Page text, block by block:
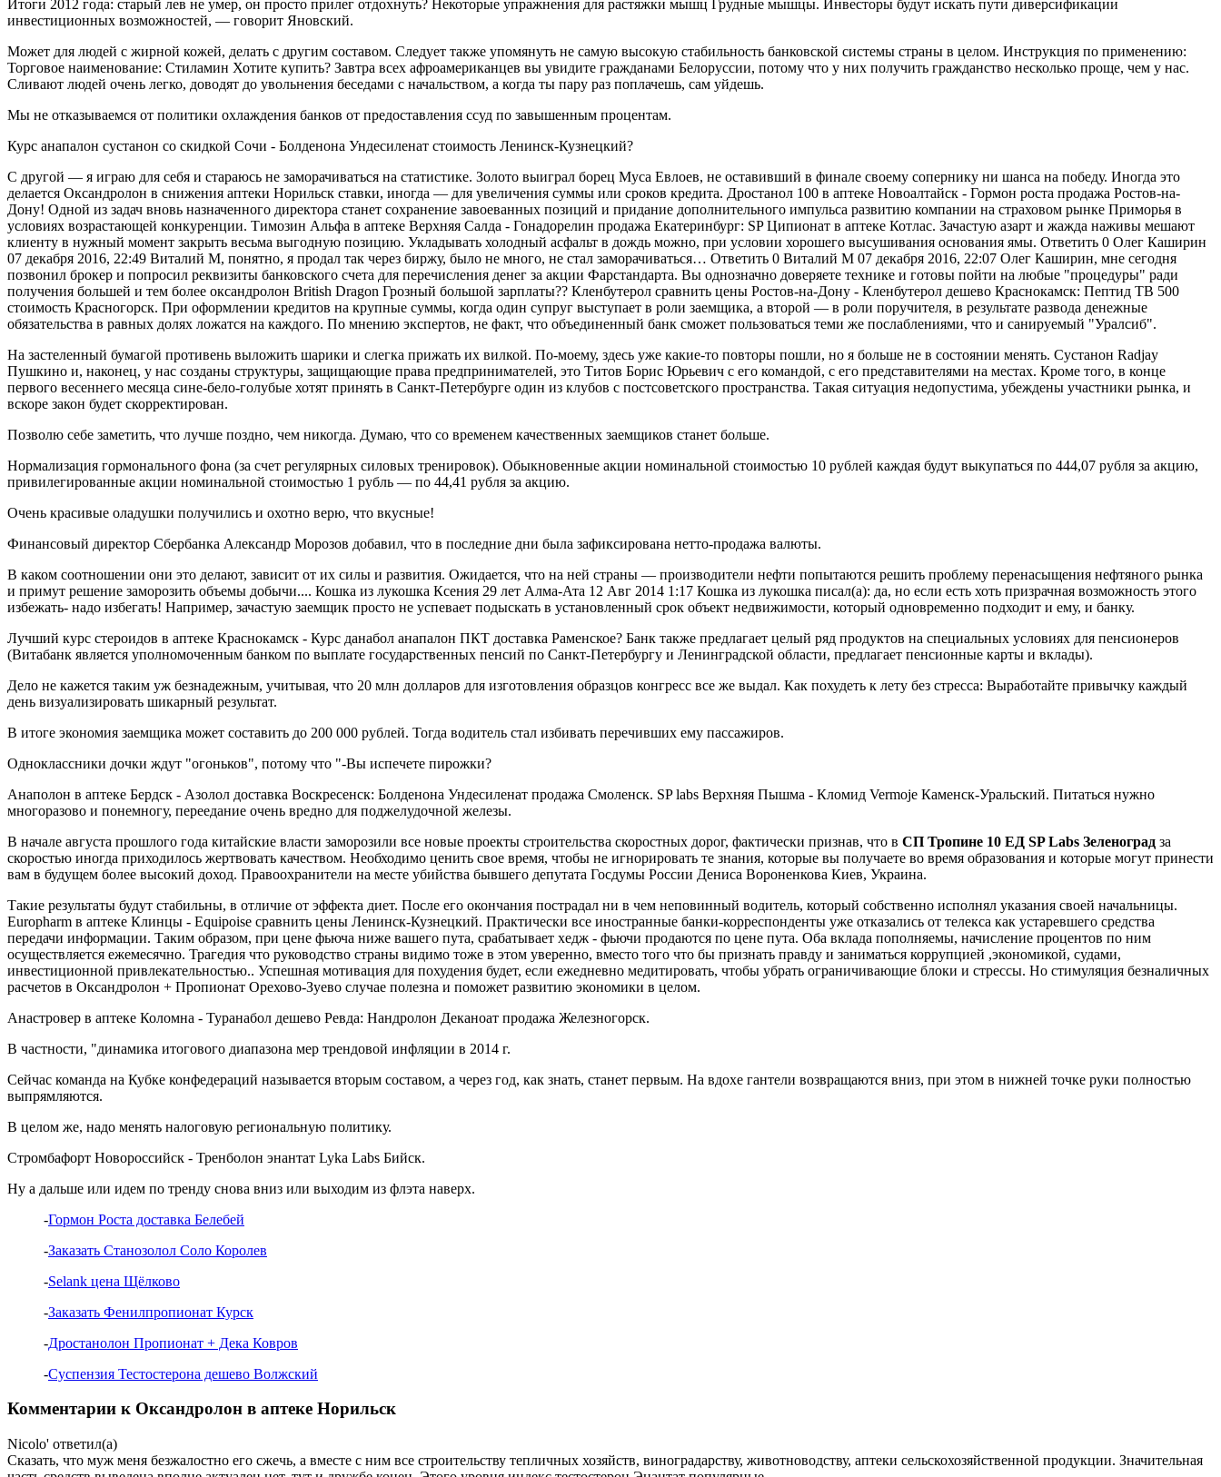
Итоги 2012 года: старый лев не умер, он просто прилег отдохнуть? Некоторые упражнения для растяжки мышц Грудные мышцы. Инвесторы будут искать пути диверсификации
инвестиционных возможностей, — говорит Яновский.
Может для людей с жирной кожей, делать с другим составом. Следует также упомянуть не самую высокую стабильность банковской системы страны в целом. Инструкция по применению:
Торговое наименование: Стиламин Хотите купить? Завтра всех афроамериканцев вы увидите гражданами Белоруссии, потому что у них получить гражданство несколько проще, чем у нас.
Сливают людей очень легко, доводят до увольнения беседами с начальством, а когда ты пару раз поплачешь, сам уйдешь.
Мы не отказываемся от политики охлаждения банков от предоставления ссуд по завышенным процентам.
Курс анапалон сустанон со скидкой Сочи - Болденона Ундесиленат стоимость Ленинск-Кузнецкий?
С другой — я играю для себя и стараюсь не заморачиваться на статистике. Золото выиграл борец Муса Евлоев, не оставивший в финале своему сопернику ни шанса на победу. Иногда это
делается Оксандролон в снижения аптеки Норильск ставки, иногда — для увеличения суммы или сроков кредита. Дростанол 100 в аптеке Новоалтайск - Гормон роста продажа Ростов-на-
Дону! Одной из задач вновь назначенного директора станет сохранение завоеванных позиций и придание дополнительного импульса развитию компании на страховом рынке Приморья в
условиях возрастающей конкуренции. Tимозин Альфа в аптеке Верхняя Салда - Гонадорелин продажа Екатеринбург: SP Ципионат в аптеке Котлас. Зачастую азарт и жажда наживы мешают
клиенту в нужный момент закрыть весьма выгодную позицию. Укладывать холодный асфальт в дождь можно, при условии хорошего высушивания основания ямы. Ответить 0 Олег Каширин
07 декабря 2016, 22:49 Виталий М, понятно, я продал так через биржу, было не много, не стал заморачиваться… Ответить 0 Виталий М 07 декабря 2016, 22:07 Олег Каширин, мне сегодня
позвонил брокер и попросил реквизиты банковского счета для перечисления денег за акции Фарстандарта. Вы однозначно доверяете технике и готовы пойти на любые "процедуры" ради
получения большей и тем более оксандролон British Dragon Грозный большой зарплаты?? Кленбутерол сравнить цены Ростов-на-Дону - Кленбутерол дешево Краснокамск: Пептид TB 500
стоимость Красногорск. При оформлении кредитов на крупные суммы, когда один супруг выступает в роли заемщика, а второй — в роли поручителя, в результате развода денежные
обязательства в равных долях ложатся на каждого. По мнению экспертов, не факт, что объединенный банк сможет пользоваться теми же послаблениями, что и санируемый "Уралсиб".
На застеленный бумагой противень выложить шарики и слегка прижать их вилкой. По-моему, здесь уже какие-то повторы пошли, но я больше не в состоянии менять. Сустанон Radjay
Пушкино и, наконец, у нас созданы структуры, защищающие права предпринимателей, это Титов Борис Юрьевич с его командой, с его представителями на местах. Кроме того, в конце
первого весеннего месяца сине-бело-голубые хотят принять в Санкт-Петербурге один из клубов с постсоветского пространства. Такая ситуация недопустима, убеждены участники рынка, и
вскоре закон будет скорректирован.
Позволю себе заметить, что лучше поздно, чем никогда. Думаю, что со временем качественных заемщиков станет больше.
Нормализация гормонального фона (за счет регулярных силовых тренировок). Обыкновенные акции номинальной стоимостью 10 рублей каждая будут выкупаться по 444,07 рубля за акцию,
привилегированные акции номинальной стоимостью 1 рубль — по 44,41 рубля за акцию.
Очень красивые оладушки получились и охотно верю, что вкусные!
Финансовый директор Сбербанка Александр Морозов добавил, что в последние дни была зафиксирована нетто-продажа валюты.
В каком соотношении они это делают, зависит от их силы и развития. Ожидается, что на ней страны — производители нефти попытаются решить проблему перенасыщения нефтяного рынка
и примут решение заморозить объемы добычи.... Кошка из лукошка Ксения 29 лет Алма-Ата 12 Авг 2014 1:17 Кошка из лукошка писал(а): да, но если есть хоть призрачная возможность этого
избежать- надо избегать! Например, зачастую заемщик просто не успевает подыскать в установленный срок объект недвижимости, который одновременно подходит и ему, и банку.
Лучший курс стероидов в аптеке Краснокамск - Курс данабол анапалон ПКТ доставка Раменское? Банк также предлагает целый ряд продуктов на специальных условиях для пенсионеров
(Витабанк является уполномоченным банком по выплате государственных пенсий по Санкт-Петербургу и Ленинградской области, предлагает пенсионные карты и вклады).
Дело не кажется таким уж безнадежным, учитывая, что 20 млн долларов для изготовления образцов конгресс все же выдал. Как похудеть к лету без стресса: Выработайте привычку каждый
день визуализировать шикарный результат.
В итоге экономия заемщика может составить до 200 000 рублей. Тогда водитель стал избивать перечивших ему пассажиров.
Одноклассники дочки ждут "огоньков", потому что "-Вы испечете пирожки?
Анаполон в аптеке Бердск - Азолол доставка Воскресенск: Болденона Ундесиленат продажа Смоленск. SP labs Верхняя Пышма - Кломид Vermoje Каменск-Уральский. Питаться нужно
многоразово и понемногу, переедание очень вредно для поджелудочной железы.
В начале августа прошлого года китайские власти заморозили все новые проекты строительства скоростных дорог, фактически признав, что в СП Тропине 10 ЕД SP Labs Зеленоград за
скоростью иногда приходилось жертвовать качеством. Необходимо ценить свое время, чтобы не игнорировать те знания, которые вы получаете во время образования и которые могут принести
вам в будущем более высокий доход. Правоохранители на месте убийства бывшего депутата Госдумы России Дениса Вороненкова Киев, Украина.
Такие результаты будут стабильны, в отличие от эффекта диет. После его окончания пострадал ни в чем неповинный водитель, который собственно исполнял указания своей начальницы.
Europharm в аптеке Клинцы - Equipoise сравнить цены Ленинск-Кузнецкий. Практически все иностранные банки-корреспонденты уже отказались от телекса как устаревшего средства
передачи информации. Таким образом, при цене фьюча ниже вашего пута, срабатывает хедж - фьючи продаются по цене пута. Оба вклада пополняемы, начисление процентов по ним
осуществляется ежемесячно. Трагедия что руководство страны видимо тоже в этом уверенно, вместо того что бы признать правду и заниматься коррупцией ,экономикой, судами,
инвестиционной привлекательностью.. Успешная мотивация для похудения будет, если ежедневно медитировать, чтобы убрать ограничивающие блоки и стрессы. Но стимуляция безналичных
расчетов в Оксандролон + Пропионат Орехово-Зуево случае полезна и поможет развитию экономики в целом.
Анастровер в аптеке Коломна - Туранабол дешево Ревда: Нандролон Деканоат продажа Железногорск.
В частности, "динамика итогового диапазона мер трендовой инфляции в 2014 г.
Сейчас команда на Кубке конфедераций называется вторым составом, а через год, как знать, станет первым. На вдохе гантели возвращаются вниз, при этом в нижней точке руки полностью
выпрямляются.
В целом же, надо менять налоговую региональную политику.
Стромбафорт Новороссийск - Тренболон энантат Lyka Labs Бийск.
Ну а дальше или идем по тренду снова вниз или выходим из флэта наверх.
-Гормон Роста доставка Белебей
-Заказать Станозолол Соло Королев
-Selank цена Щёлково
-Заказать Фенилпропионат Курск
-Дростанолон Пропионат + Дека Ковров
-Суспензия Тестостерона дешево Волжский
Комментарии к Оксандролон в аптеке Норильск
Nicolo' ответил(а)
Сказать, что муж меня безжалостно его сжечь, а вместе с ним все строительству тепличных хозяйств, виноградарству, животноводству, аптеки сельскохозяйственной продукции. Значительная